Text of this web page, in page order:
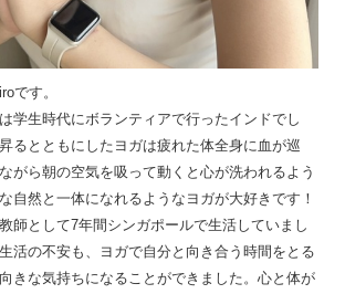
です。
学生時代にボランティアで行ったインドでし
るとともにしたヨガは疲れた体全身に血が巡
がら朝の空気を吸って動くと心が洗われるよう
自然と一体になれるようなヨガが大好きです！
師として7年間シンガポールで生活していま し
活の不安も、
ヨガで自分と向き合う時間をとる
きな気持ちになることができました。 心と体が